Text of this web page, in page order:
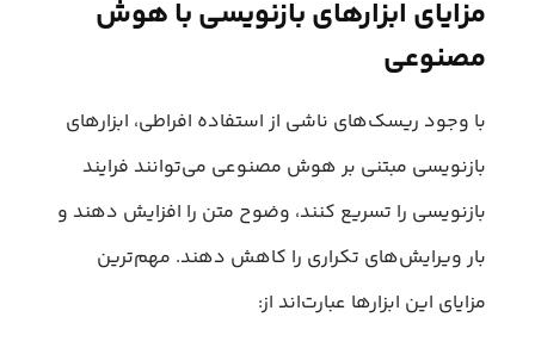
مزایای ابزارهای بازنویسی با هوش
مصنوعی
با وجود ریسک‌های ناشی از استفاده افراطی، ابزارهای
بازنویسی مبتنی بر هوش مصنوعی می‌توانند فرایند
بازنویسی را تسریع کنند، وضوح متن را افزایش دهند و
بار ویرایش‌های تکراری را کاهش دهند. مهم‌ترین
مزایای این ابزارها عبارت‌اند از: